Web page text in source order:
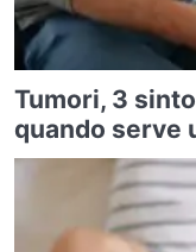
Tumori, 3
quando serve